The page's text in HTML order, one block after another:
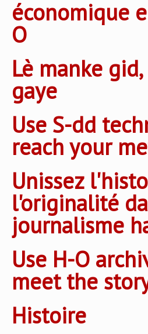
économique
O
Lè manke
gaye
Use S-dd
reach your
Unissez
l'originalité
journalisme
Use H-O
meet the
Histoire